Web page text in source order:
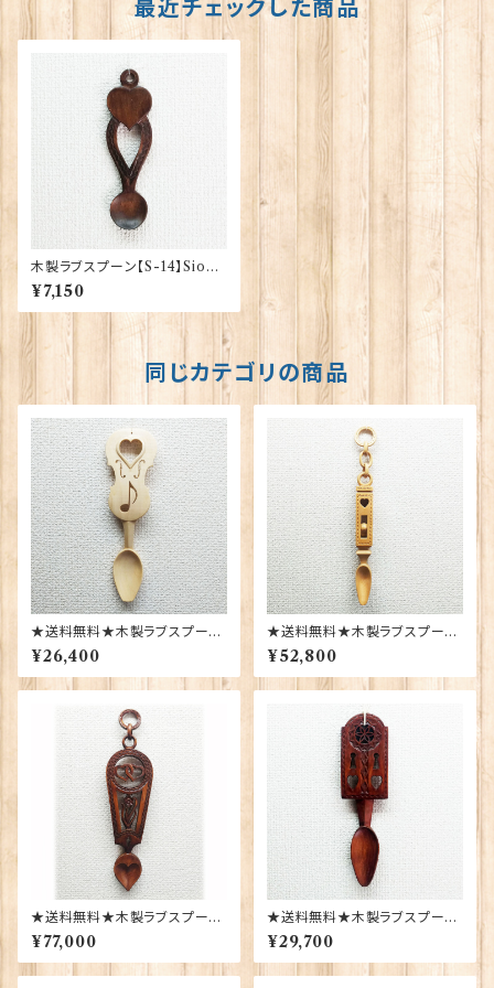
最近チェックした商品
木製ラブスプーン【S-14】Sion
Llewellyn 40121
¥7,150
同じカテゴリの商品
★送料無料★木製ラブスプーン
【SL-71】Sion Llewellyn 4015
3
¥26,400
★送料無料★木製ラブスプーン
【SL-52】Sion Llewellyn 401
52
¥52,800
★送料無料★木製ラブスプーン
【SL-33】Sion Llewellyn 401
49
¥77,000
★送料無料★木製ラブスプーン
【SL-5】Sion Llewellyn 4014
6
¥29,700